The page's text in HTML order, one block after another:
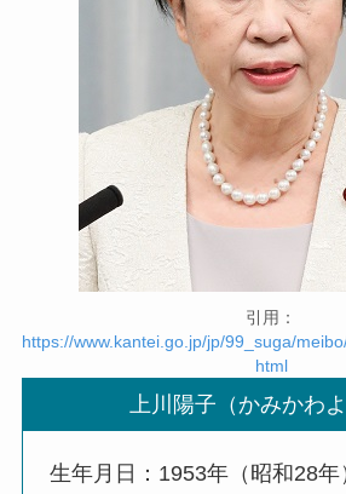
引用：
https://www.kantei.go.jp/jp/99_suga/
html
上川陽子（かみかわよ
生年月日：1953年（昭和28